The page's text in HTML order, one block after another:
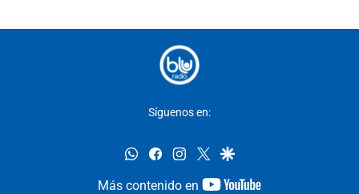
Síguenos en:
whatsappfacebookinstagram
twittergoogle
Más contenido en
youtube-